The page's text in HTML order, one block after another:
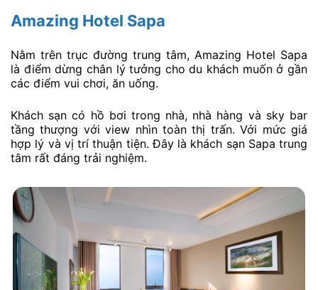
Amazing Hotel Sapa
Nằm trên trục đường trung tâm, Amazing Hotel Sapa
là điểm dừng chân lý tưởng cho du khách muốn ở gần
các điểm vui chơi, ăn uống.
Khách sạn có hồ bơi trong nhà, nhà hàng và sky bar
tầng thượng với view nhìn toàn thị trấn. Với mức giá
hợp lý và vị trí thuận tiện. Đây là khách sạn Sapa trung
tâm rất đáng trải nghiệm.